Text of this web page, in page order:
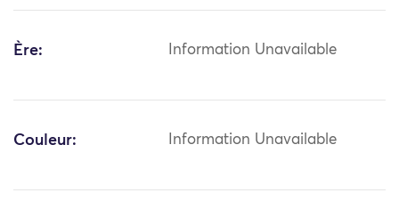
Ère: Information Unavailable
Couleur: Information Unavailable